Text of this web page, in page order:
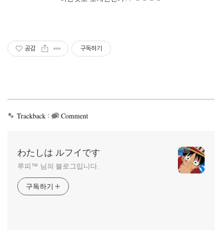
공감 구독하기
Trackback : Comment
わたしは ルフイです
루피™ 님의 블로그입니다.
구독하기